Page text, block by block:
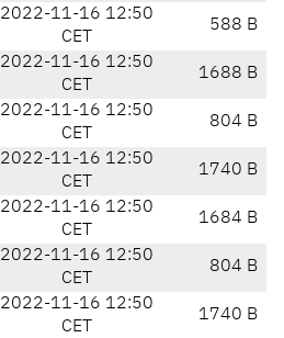
2022-11-16 12:50
CET
588 B
2022-11-16 12:50
CET
1688 B
2022-11-16 12:50
CET
804 B
2022-11-16 12:50
CET
1740 B
2022-11-16 12:50
CET
1684 B
2022-11-16 12:50
CET
804 B
2022-11-16 12:50
CET
1740 B